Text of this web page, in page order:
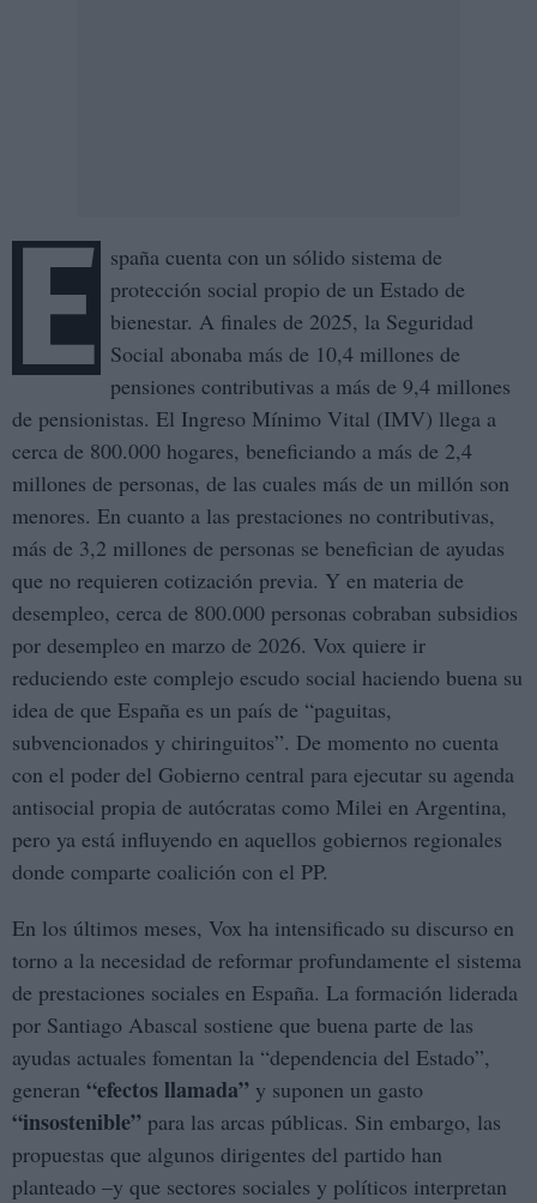
E spaña cuenta con un sólido sistema de
protección social propio de un Estado de
bienestar. A finales de 2025, la Seguridad
Social abonaba más de 10,4 millones de
pensiones contributivas a más de 9,4 millones
de pensionistas. El Ingreso Mínimo Vital (IMV) llega a
cerca de 800.000 hogares, beneficiando a más de 2,4
millones de personas, de las cuales más de un millón son
menores. En cuanto a las prestaciones no contributivas,
más de 3,2 millones de personas se benefician de ayudas
que no requieren cotización previa. Y en materia de
desempleo, cerca de 800.000 personas cobraban subsidios
por desempleo en marzo de 2026. Vox quiere ir
reduciendo este complejo escudo social haciendo buena su
idea de que España es un país de “paguitas,
subvencionados y chiringuitos”. De momento no cuenta
con el poder del Gobierno central para ejecutar su agenda
antisocial propia de autócratas como Milei en Argentina,
pero ya está influyendo en aquellos gobiernos regionales
donde comparte coalición con el PP.
En los últimos meses, Vox ha intensificado su discurso en
torno a la necesidad de reformar profundamente el sistema
de prestaciones sociales en España. La formación liderada
por Santiago Abascal sostiene que buena parte de las
ayudas actuales fomentan la “dependencia del Estado”,
generan “efectos llamada” y suponen un gasto
“insostenible” para las arcas públicas. Sin embargo, las
propuestas que algunos dirigentes del partido han
planteado –y que sectores sociales y políticos interpretan